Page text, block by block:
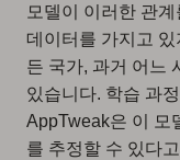
모델이 이러한 관
데이터를 가지고
든 국가, 과거 어느
있습니다. 학습 과
AppTweak은 이 모
를 추정할 수 있다